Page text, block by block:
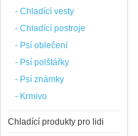
- Chladící vesty
- Chladící postroje
- Psí oblečení
- Psí polštářky
- Psí známky
- Krmivo
Chladící produkty pro lidi